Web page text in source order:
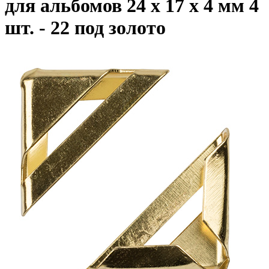
для альбомов 24 х 17 х 4 мм 4
шт. - 22 под золото